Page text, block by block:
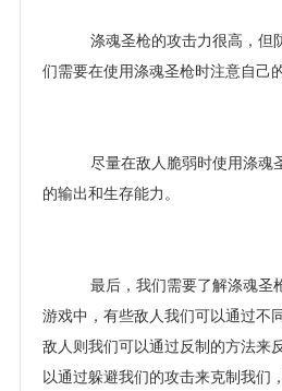
涤魂圣枪的攻击力很高，但
们需要在使用涤魂圣枪时注意自己
尽量在敌人脆弱时使用涤魂
的输出和生存能力。
最后，我们需要了解涤魂圣
游戏中，有些敌人我们可以通过不
敌人则我们可以通过反制的方法来
以通过躲避我们的攻击来克制我们